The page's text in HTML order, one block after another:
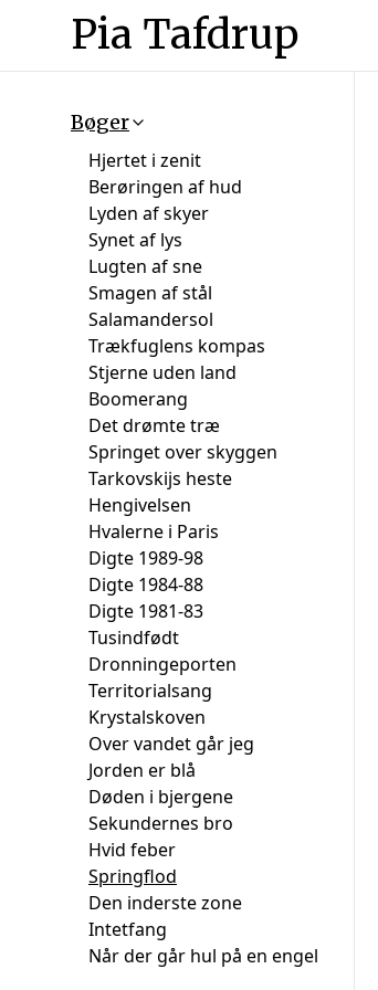
Pia Tafdrup
Bøger
Hjertet i zenit
Berøringen af hud
Lyden af skyer
Synet af lys
Lugten af sne
Smagen af stål
Salamandersol
Trækfuglens kompas
Stjerne uden land
Boomerang
Det drømte træ
Springet over skyggen
Tarkovskijs heste
Hengivelsen
Hvalerne i Paris
Digte 1989-98
Digte 1984-88
Digte 1981-83
Tusindfødt
Dronningeporten
Territorialsang
Krystalskoven
Over vandet går jeg
Jorden er blå
Døden i bjergene
Sekundernes bro
Hvid feber
Springflod
Den inderste zone
Intetfang
Når der går hul på en engel